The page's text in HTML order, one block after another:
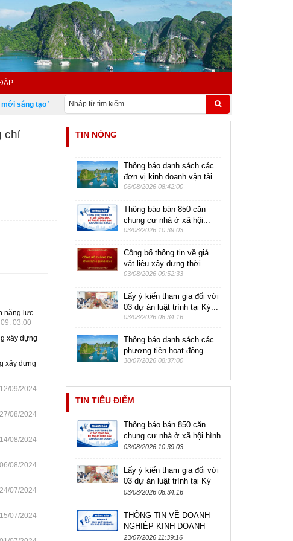
sáng tạo Việt Nam 18/5
chỉ
năng lực
03:00
xây dựng
xây dựng
12/09/2024
27/08/2024
14/08/2024
06/08/2024
24/07/2024
15/07/2024
TIN NÓNG
Thông báo danh sách các
đơn vị kinh doanh vận tải...
06/08/2026 08:42:00
Thông báo bán 850 căn
chung cư nhà ở xã hội...
03/08/2026 10:39:03
Công bố thông tin về giá
vật liệu xây dựng thời...
03/08/2026 09:52:33
Lấy ý kiến tham gia đối với
03 dự án luật trình tại Kỳ...
03/08/2026 08:34:16
Thông báo danh sách các
phương tiện hoạt động...
30/07/2026 08:37:00
TIN TIÊU ĐIỂM
Thông báo bán 850 căn
chung cư nhà ở xã hội hình
thành trong tương lai tại dự
03/08/2026 10:39:03
Lấy ý kiến tham gia đối với
03 dự án luật trình tại Kỳ
họp không thường lệ lần
03/08/2026 08:34:16
THÔNG TIN VỀ DOANH
NGHIỆP KINH DOANH
DỊCH VỤ MÔI GIỚI BẤT
23/07/2026 11:39:16